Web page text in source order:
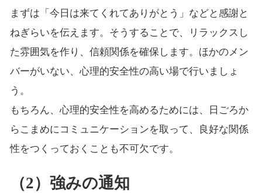
まずは「今日は来てくれてありがとう」などと感謝と
ねぎらいを伝えます。そうすることで、リラックスし
た雰囲気を作り、信頼関係を確保します。ほかのメン
バーがいない、心理的安全性の高い場で行いましょ
う。
もちろん、心理的安全性を高めるためには、日ごろか
らこまめにコミュニケーションを取って、良好な関係
性をつくっておくことも不可欠です。
（2）強みの通知